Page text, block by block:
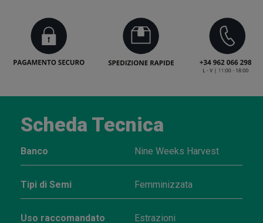
Scheda Tecnica
Banco Nine Weeks Harvest
Tipi di Semi Femminizzata
Uso raccomandato Estrazioni